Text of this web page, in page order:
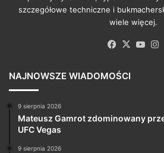
szczegółowe techniczne i
wiele więcej.
Facebook
X
NAJNOWSZE WIADOMOŚCI
9 sierpnia 2026
Mateusz Gamrot zdominowany
UFC Vegas
9 sierpnia 2026